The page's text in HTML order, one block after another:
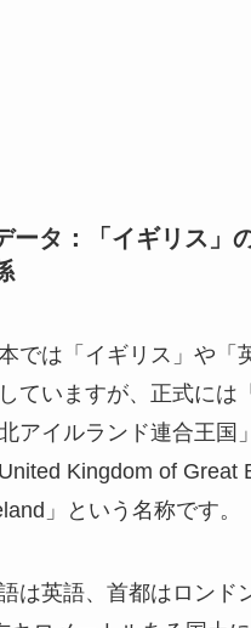
ータ：「イギリス」
では「イギリス」や「
ていますが、正式には
アイルランド連合王国
Kingdom of Great
」という名称です。
は英語、首都はロンド